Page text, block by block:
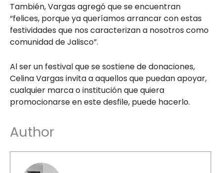
También, Vargas agregó que se encuentran
“felices, porque ya queríamos arrancar con estas
festividades que nos caracterizan a nosotros como
comunidad de Jalisco”.
Al ser un festival que se sostiene de donaciones,
Celina Vargas invita a aquellos que puedan apoyar,
cualquier marca o institución que quiera
promocionarse en este desfile, puede hacerlo.
Author